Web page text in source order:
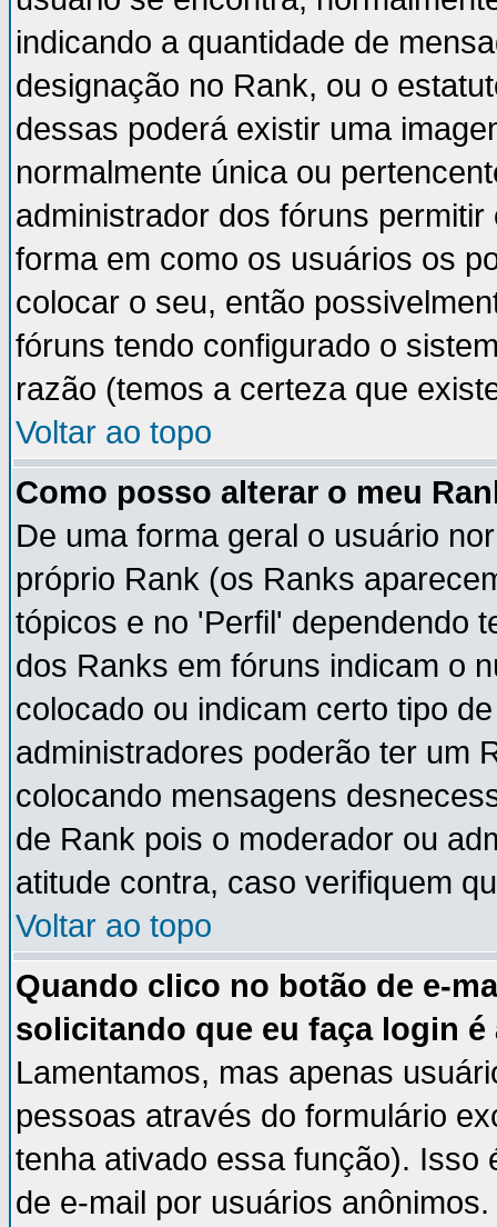
indicando a quantidade de
designação no Rank, ou o
dessas poderá existir uma
normalmente única ou
administrador dos fóruns
forma em como os usuários os
colocar o seu, então
fóruns tendo configurado o
razão (temos a certeza que
Voltar ao topo
Como posso alterar o meu
De uma forma geral o usuário
próprio Rank (os Ranks
tópicos e no 'Perfil' dependendo
dos Ranks em fóruns indicam o
colocado ou indicam certo tipo
administradores poderão ter um
colocando mensagens
de Rank pois o moderador ou
atitude contra, caso verifiquem
Voltar ao topo
Quando clico no botão de e-
solicitando que eu faça login é
Lamentamos, mas apenas
pessoas através do formulário
tenha ativado essa função). Isso
de e-mail por usuários anônimos.